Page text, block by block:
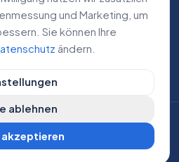
Alle Rechte vorbehalten.
Cookie-Einstellungen
und Marketing, um
Sie können Ihre
ändern.
ablehnen
akzeptieren